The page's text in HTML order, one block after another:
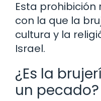
Esta
con la que la
cultura y la
Israel.
¿Es la
un pecado?